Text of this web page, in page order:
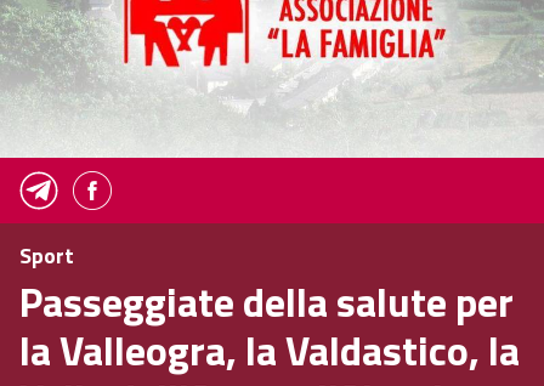
Sport
Passeggiate della salute per
la Valleogra, la Valdastico, la